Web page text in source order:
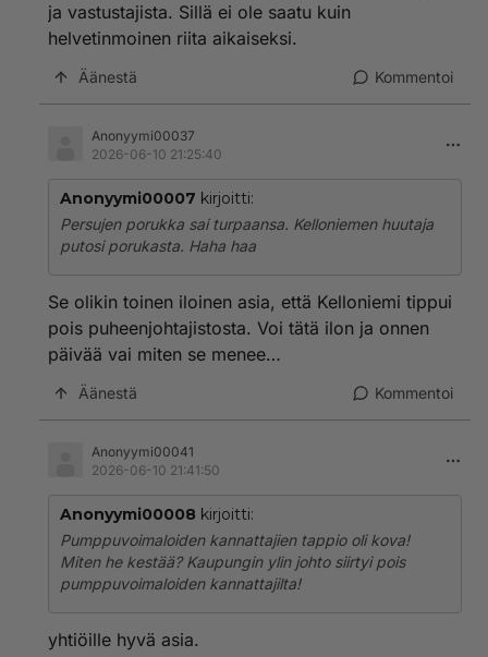
ja vastustajista. Sillä ei ole saatu kuin
helvetinmoinen riita aikaiseksi.
Äänestä Kommentoi
Anonyymi00037
2026-06-10 21:25:40
Anonyymi00007 kirjoitti:
Persujen porukka sai turpaansa. Kelloniemen huutaja
putosi porukasta. Haha haa
Se olikin toinen iloinen asia, että Kelloniemi tippui
pois puheenjohtajistosta. Voi tätä ilon ja onnen
päivää vai miten se menee…
Äänestä Kommentoi
Anonyymi00041
2026-06-10 21:41:50
Anonyymi00008 kirjoitti:
Pumppuvoimaloiden kannattajien tappio oli kova!
Miten he kestää? Kaupungin ylin johto siirtyi pois
pumppuvoimaloiden kannattajilta!
yhtiöille hyvä asia.